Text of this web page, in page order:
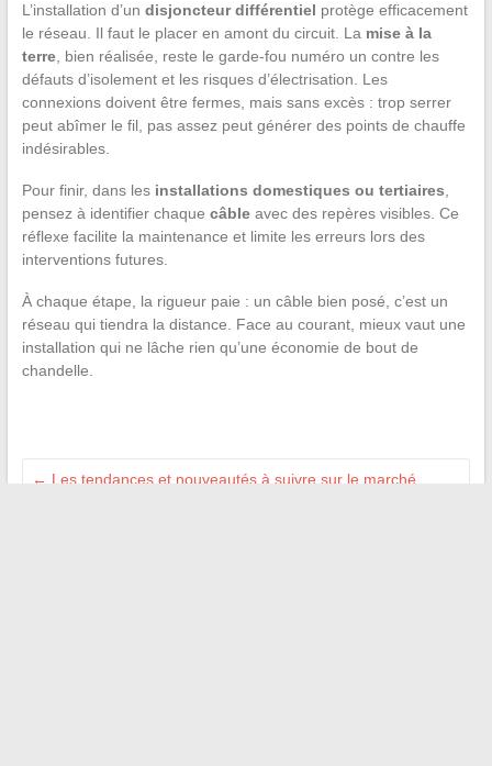
L’installation d’un disjoncteur différentiel protège efficacement
le réseau. Il faut le placer en amont du circuit. La mise à la
terre, bien réalisée, reste le garde-fou numéro un contre les
défauts d’isolement et les risques d’électrisation. Les
connexions doivent être fermes, mais sans excès : trop serrer
peut abîmer le fil, pas assez peut générer des points de chauffe
indésirables.
Pour finir, dans les installations domestiques ou tertiaires
pensez à identifier chaque câbleavec des repères visibles. Ce
réflexe facilite la maintenance et limite les erreurs lors des
interventions futures.
À chaque étape, la rigueur paie : un câble bien posé, c’est un
réseau qui tiendra la distance. Face au courant, mieux vaut une
installation qui ne lâche rien qu’une économie de bout de
chandelle.
← Les tendances et nouveautés à suivre sur le marché